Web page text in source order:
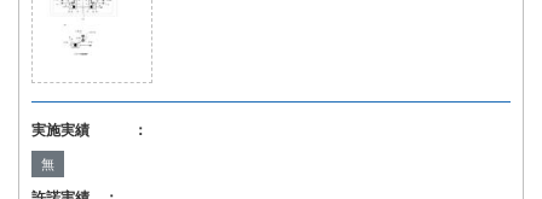
実施実績 ：
無